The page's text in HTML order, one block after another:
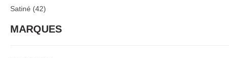
Satiné (42)
MARQUES